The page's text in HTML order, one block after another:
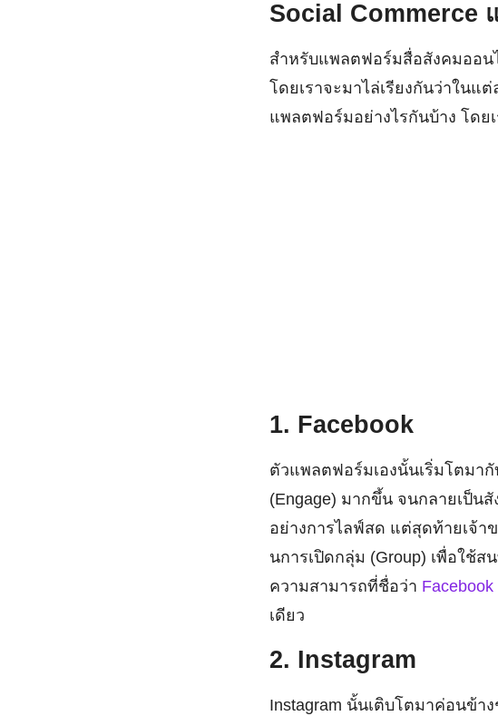
Social Commerce
สำหรับแพลตฟอร์มสื่อสังคมออน
โดยเราจะมาไล่เรียงกันว่าใน
แพลตฟอร์มอย่างไรกันบ้าง โดย
1. Facebook
ตัวแพลตฟอร์มเองนั้นเริ่มโตมา
(Engage) มากขึ้น จนกลายเป็น
อย่างการไลฟ์สด แต่สุดท้ายเจ้า
นการเปิดกลุ่ม (Group) เพื่อใช้
ความสามารถที่ชื่อว่า Facebook
เดียว
2. Instagram
Instagram นั้นเติบโตมาค่อนข้า